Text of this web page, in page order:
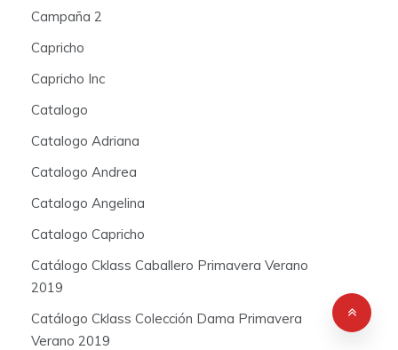
Campaña 2
Capricho
Capricho Inc
Catalogo
Catalogo Adriana
Catalogo Andrea
Catalogo Angelina
Catalogo Capricho
Catálogo Cklass Caballero Primavera Verano
2019
Catálogo Cklass Colección Dama Primavera
Verano 2019